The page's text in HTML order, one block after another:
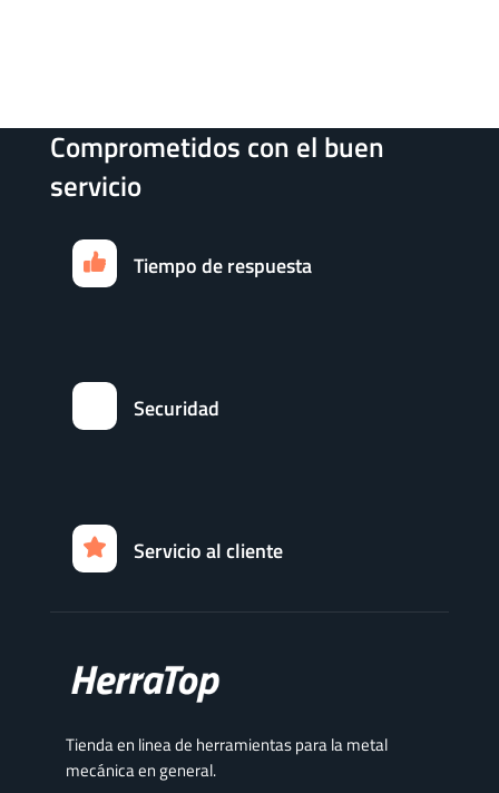
Comprometidos con el buen
servicio
Tiempo de respuesta
Securidad
Servicio al cliente
Tienda en linea de herramientas para la metal
mecánica en general.